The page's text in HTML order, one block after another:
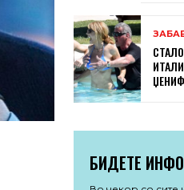
БИДЕТЕ